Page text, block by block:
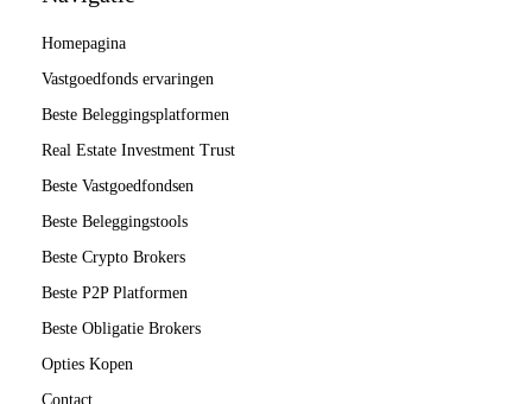
Homepagina
Vastgoedfonds ervaringen
Beste Beleggingsplatformen
Real Estate Investment Trust
Beste Vastgoedfondsen
Beste Beleggingstools
Beste Crypto Brokers
Beste P2P Platformen
Beste Obligatie Brokers
Opties Kopen
Contact